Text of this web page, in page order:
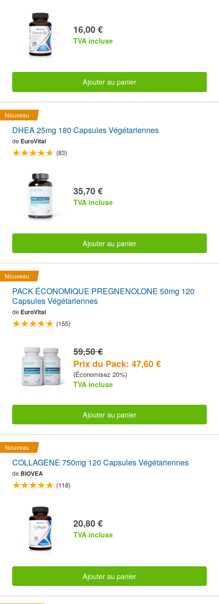
16,00 €
TVA incluse
Ajouter au panier
Nouveau
DHEA 25mg 180 Capsules Végétariennes
de EuroVital
(83)
35,70 €
TVA incluse
Ajouter au panier
Nouveau
PACK ÉCONOMIQUE PREGNENOLONE 50mg 120
Capsules Végétariennes
de EuroVital
(155)
59,50 €
Prix du Pack: 47,60 €
(Économisez 20%)
TVA incluse
Ajouter au panier
Nouveau
COLLAGENE 750mg 120 Capsules Végétariennes
de BIOVEA
(118)
20,80 €
TVA incluse
Ajouter au panier